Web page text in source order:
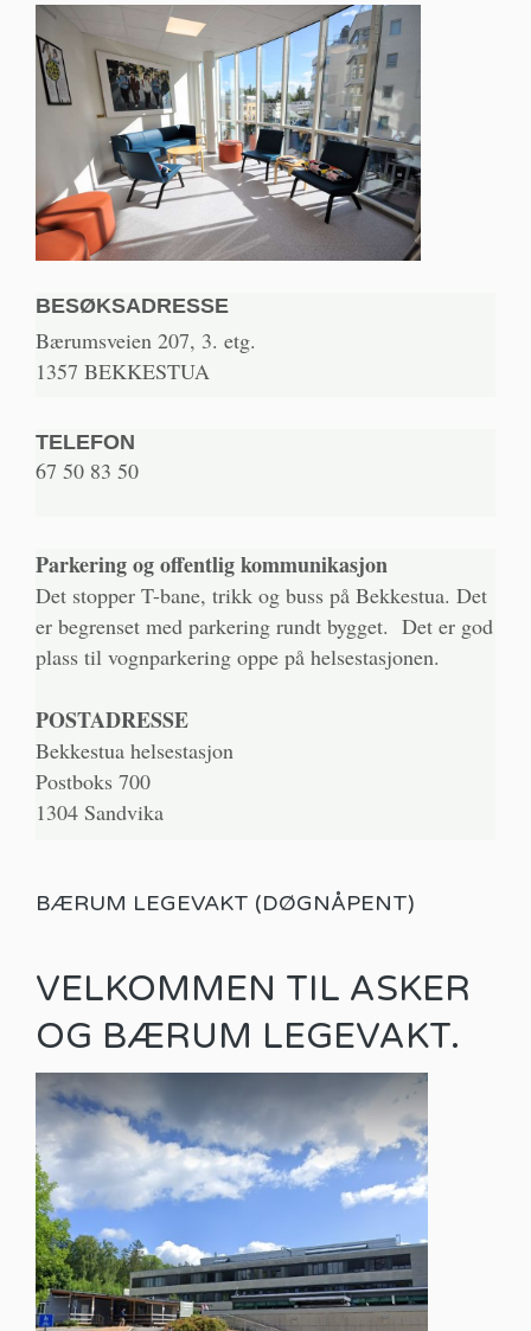
BESØKSADRESSE
Bærumsveien 207, 3. etg.
1357 BEKKESTUA
TELEFON
67 50 83 50
Parkering og offentlig kommunikasjon
Det stopper T-bane, trikk og buss på Bekkestua. Det
er begrenset med parkering rundt bygget. Det er god
plass til vognparkering oppe på helsestasjonen.
POSTADRESSE
Bekkestua helsestasjon
Postboks 700
1304 Sandvika
BÆRUM LEGEVAKT (DØGNÅPENT)
VELKOMMEN TIL ASKER
OG BÆRUM LEGEVAKT.